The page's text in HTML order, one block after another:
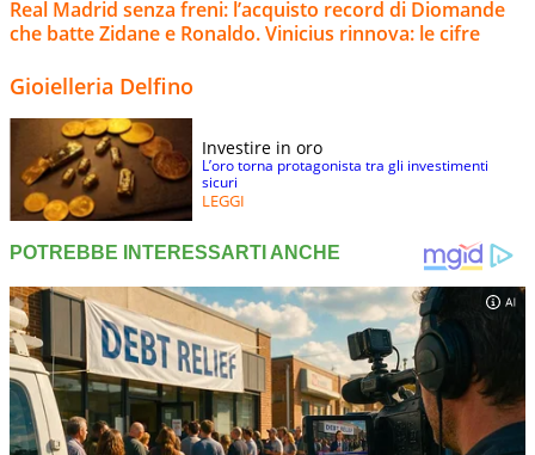
Real Madrid senza freni: l’acquisto record di Diomande
che batte Zidane e Ronaldo. Vinicius rinnova: le cifre
Gioielleria Delfino
Investire in oro
L’oro torna protagonista tra gli investimenti
sicuri
LEGGI